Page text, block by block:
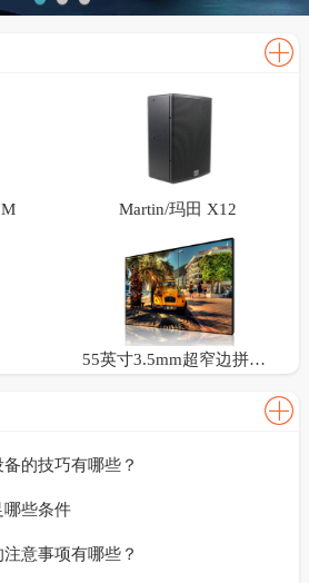
Martin/玛田 X12
55英寸3.5mm超窄边拼接屏
的技巧有哪些？
哪些条件
意事项有哪些？